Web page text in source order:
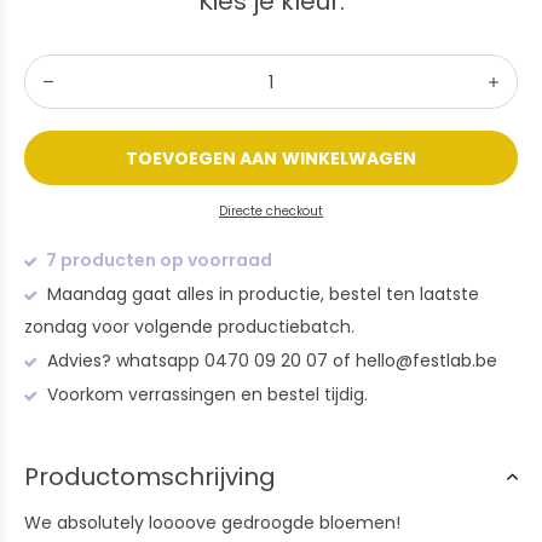
TOEVOEGEN AAN WINKELWAGEN
Directe checkout
7 producten op voorraad
Maandag gaat alles in productie, bestel ten laatste
zondag voor volgende productiebatch.
Advies? whatsapp 0470 09 20 07 of hello@festlab.be
Voorkom verrassingen en bestel tijdig.
Productomschrijving
We absolutely loooove gedroogde bloemen!